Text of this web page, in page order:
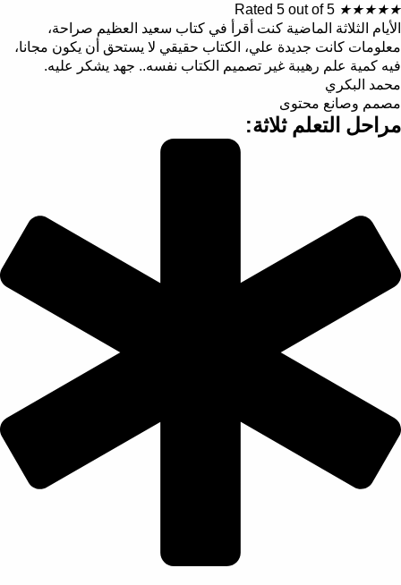
★
★
★
★
★
Rated 5 out of 5
الأيام الثلاثة الماضية كنت أقرأ في كتاب سعيد العظيم صراحة،
معلومات كانت جديدة علي، الكتاب حقيقي لا يستحق أن يكون مجانا،
فيه كمية علم رهيبة غير تصميم الكتاب نفسه.. جهد يشكر عليه.
محمد البكري
مصمم وصانع محتوى
مراحل التعلم ثلاثة: